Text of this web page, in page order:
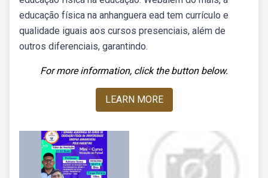
educação física na anhanguera ead tem currículo e
qualidade iguais aos cursos presenciais, além de
outros diferenciais, garantindo.
For more information, click the button below.
LEARN MORE